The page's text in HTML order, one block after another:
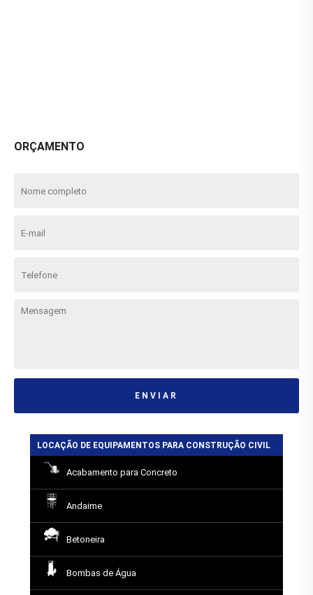
ORÇAMENTO
ENVIAR
LOCAÇÃO DE EQUIPAMENTOS PARA CONSTRUÇÃO CIVIL
Acabamento para Concreto
Andaime
Betoneira
Bombas de Água